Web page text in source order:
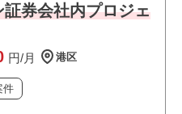
券会社内プロジェ
円/月 港区
件
験